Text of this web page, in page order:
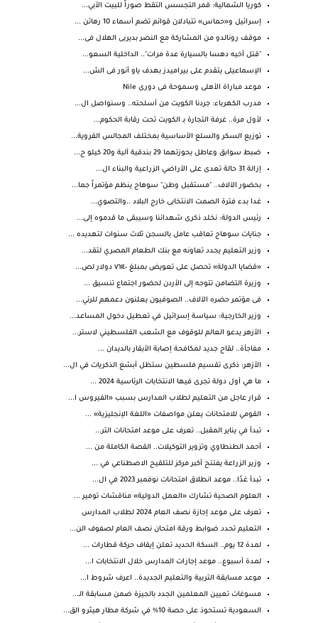
كوريا الشمالية: قمر التجسس التقط صوراً للبيت الأبي...
إسرائيل و«حماس» تتبادلان قوائم تضم أسماء 10 رهائن ...
موقف رونالدو من المشاركة مع النصر بديربى الهلال فى...
"قتل أخيه دهسا بالسيارة عدة مرات".. الداخلية السعو...
الإسماعيلى يتقدم على بيراميدز بهدف ياو أنور فى الش...
موعد مباراة الأهلى وسموحة فى دورى Nile
مدرب الكهرباء: جردنا الكويت من أسلحته.. وسنواصل ال...
لأول مرة.. غرفة التجارة بـ الكويت تحت رقابة الحكوم...
توزيع السكر والسلع الأساسية بمختلف المجالس القروية...
ضبط سوابق وعاطل بحوزتهما 29 بندقية آلية و20 كيلو ح...
إزالة 31 حالة تعدى على الأراضي الزراعية والبناء ال...
بحضور الآلاف.. "مستقبل وطن" سوهاج ينظم مؤتمراً جما...
غدا بدء فترة الصمت الانتخابى خارج البلاد ..والتصوي...
رئيس الدولة: نخلد ذكرى شهدائنا وسيبقى ما قدموه إلى...
جنايات سوهاج تعاقب عامل بالسجن ثلاث سنوات لتهديده ...
وزير التعليم يجدد تعاونه مع بنك الطعام المصري لتقد...
«قضايا الدولة» تحصل على تعويض بمبلغ ٧٦١٤٠ دولار لص...
وزيرة التضامن تتوجه إلى الأردن لحضور اجتماع تنسيق ...
فى مؤتمر حضره الآلاف.. الصوفيون يعلنون دعمهم للرئي...
وزير الخارجية: سياسة إسرائيل في تعطيل دخول المساعد...
الأزهر يدعو العالم للوقوف مع الشعب الفلسطيني لاستر...
مفاجأة.. لقاح جديد لمكافحة إصابة الأبقار بالديدان ...
الأزهر: ذكرى تقسيم فلسطين ستظل أبشع الذكريات في ال...
ما هي أول دولة تجرى فيها الانتخابات الرئاسية 2024 ...
قرار عاجل من التعليم لطلاب المدارس بسبب «الفيروس ا...
القومي للامتحانات يعلن مواصفات «اللغة الإنجليزية» ...
تبدأ في يناير المقبل.. تعرف على موعد امتحانات التر...
أحمد الطنطاوي وتزوير التوكيلات.. القصة الكاملة من ...
وزير الزراعة يفتتح أكبر مركز للتلقيح الاصطناعي في ...
تبدأ غدًا.. موعد انطلاق امتحانات نوفمبر 2023 في ال...
العلوم الصحية تشارك «العمل الدولية» مناقشات توفير ...
تعرف على موعد إجازة نصف العام 2024 لطلاب المدارس
التعليم تحدد ضوابط ورقة امتحان نصف العام لصفوف الن...
لمدة 12 يوم.. السكة الحديد تعلن إيقاف حركة قطارات ...
لمدة أسبوع.. موعد إجازات المدارس خلال الانتخابات ا...
موعد مسابقة التربية والتعليم الجديدة.. اعرف شروط ا...
مسوغات تعيين المعلمين الجدد بالجيزة ضمن مسابقة الـ...
السعودية تستحوذ على حصة 10% في شركة مطار هيثرو الق...